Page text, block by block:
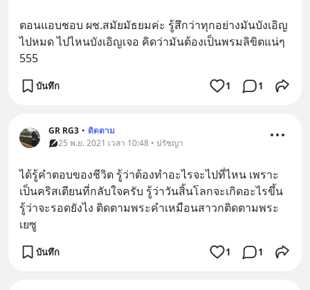
ตอนแอบชอบ ผช.สมัยมัธยมค่ะ รู้สึกว่าทุกอย่างมันบังเอิญ
ไปหมด ไปไหนบังเอิญเจอ คิดว่ามันต้องเป็นพรมลิขิตแน่ๆ
555
บันทึก 1 1
GR RG3 • ติดตาม
25 พ.ย. 2021 เวลา 10:48 • ปรัชญา
ได้รู้คำตอบของชีวิต รู้ว่าต้องทำอะไรจะไปที่ไหน เพราะ
เป็นคริสเตียนที่กลับใจครับ รู้ว่าวันสิ้นโลกจะเกิดอะไรขึ้น
รู้ว่าจะรอดยังไง ติดตามพระคำเหมือนสาวกติดตามพระ
เยซู
บันทึก 1 1